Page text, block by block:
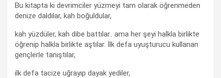
Bu kitapta ki devrimciler yüzmeyi tam olarak öğrenmeden
denize daldılar, kah boğuldular,
kah yüzdüler, kah dibe battılar.. ama her şeyi halkla birlikte
öğrenip halkla birlikte aştılar. İlk defa uyuşturucu kullanan
gençlerle tanıştılar,
ilk defa tacize uğrayıp dayak yediler,